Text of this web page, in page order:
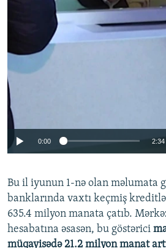
0:00 2:34
Bu il iyunun 1-nə olan məlumata
banklarında vaxtı keçmiş
635.4 milyon manata çatıb.
hesabatına əsasən, bu göstərici
müqayisədə 21.2 milyon manat